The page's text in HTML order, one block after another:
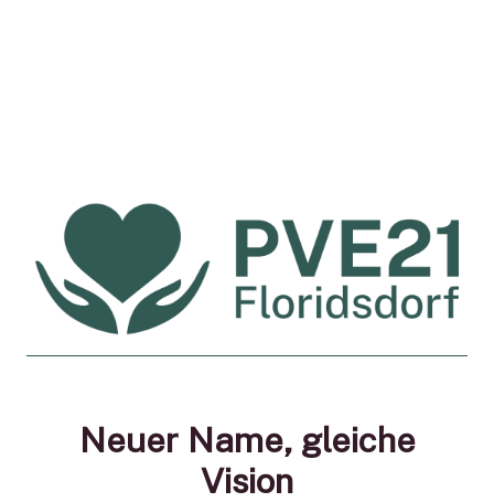
Neuer Name, gleiche
Vision